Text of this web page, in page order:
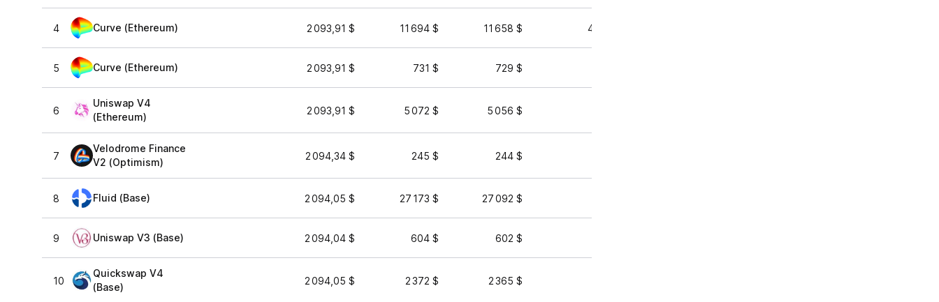
4 Curve (Ethereum) 2 093,91 $ 11 694 $ 11 658 $ 45 572 $
5 Curve (Ethereum) 2 093,91 $ 731 $ 729 $
6
Uniswap V4
(Ethereum)
2 093,91 $ 5 072 $ 5 056 $
7
Velodrome Finance
V2 (Optimism)
2 094,34 $ 245 $ 244 $
8 Fluid (Base) 2 094,05 $ 27 173 $ 27 092 $
9 Uniswap V3 (Base) 2 094,04 $ 604 $ 602 $
10
Quickswap V4
(Base)
2 094,05 $ 2 372 $ 2 365 $